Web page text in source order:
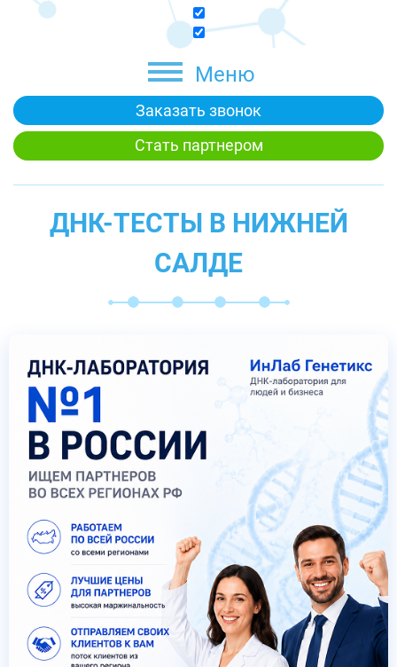
Меню
Заказать звонок
Стать партнером
ДНК-ТЕСТЫ В НИЖНЕЙ
САЛДЕ